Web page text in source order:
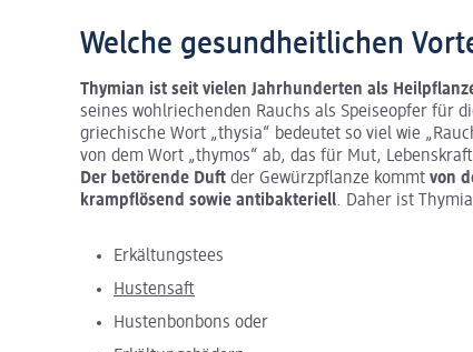
Welche gesundheitlichen
Thymian ist seit vielen Jahrhunderten als
seines wohlriechenden Rauchs als Speiseopfer für
griechische Wort „thysia“ bedeutet so viel wie
von dem Wort „thymos“ ab, das für Mut,
Der betörende Duft der Gewürzpflanze kommt von
krampflösend sowie antibakteriell. Daher ist
Erkältungstees
Hustensaft
Hustenbonbons oder